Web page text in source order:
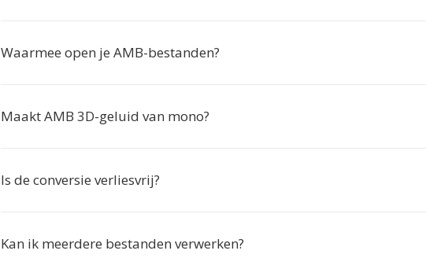
Waarmee open je AMB-bestanden?
Maakt AMB 3D-geluid van mono?
Is de conversie verliesvrij?
Kan ik meerdere bestanden verwerken?